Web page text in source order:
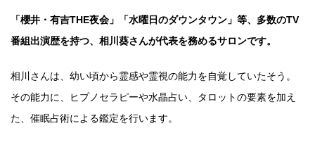
「櫻井・有吉THE夜会」「水曜日のダウンタウン」等、多数のTV
番組出演歴を持つ、相川葵さんが代表を務めるサロンです。
相川さんは、幼い頃から霊感や霊視の能力を自覚していたそう。
その能力に、ヒプノセラピーや水晶占い、タロットの要素を加え
た、催眠占術による鑑定を行います。